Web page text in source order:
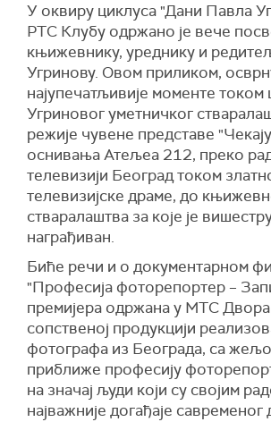
У оквиру циклуса "Дани Павла
РТС Клубу одржано је вече
књижевнику, уреднику и
Угринову. Овом приликом,
најупечатљивије моменте током
Угриновог уметничког
режије чувене представе
оснивања Атељеа 212, преко
телевизији Београд током
телевизијске драме, до
стваралаштва за које је
награђиван.
Биће речи и о документарном
"Професија фоторепортер –
премијера одржана у МТС
сопственој продукцији
фотографа из Београда, са
приближе професију
на значај људи који су својим
најважније догађаје савременог